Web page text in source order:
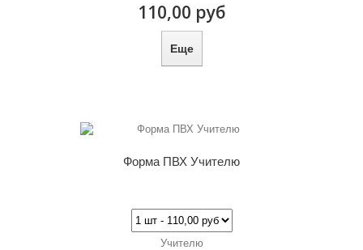
110,00 руб
Еще
Форма ПВХ Учителю
Учителю